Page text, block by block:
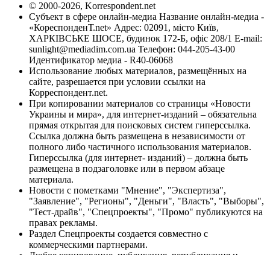
© 2000-2026, Korrespondent.net
Субъект в сфере онлайн-медиа Название онлайн-медиа -
«КореспонденТ.net» Адрес: 02091, місто Київ,
ХАРКІВСЬКЕ ШОСЕ, будинок 172-Б, офіс 208/1 E-mail:
sunlight@mediadim.com.ua Телефон: 044-205-43-00
Идентификатор медиа - R40-06068
Использование любых материалов, размещённых на
сайте, разрешается при условии ссылки на
Корреспондент.net.
При копировании материалов со страницы «Новости
Украины и мира», для интернет-изданий – обязательна
прямая открытая для поисковых систем гиперссылка.
Ссылка должна быть размещена в независимости от
полного либо частичного использования материалов.
Гиперссылка (для интернет- изданий) – должна быть
размещена в подзаголовке или в первом абзаце
материала.
Новости с пометками "Мнение", "Экспертиза",
"Заявление", "Регионы", "Деньги", "Власть", "Выборы",
"Тест-драйв", "Спецпроекты", "Промо" публикуются на
правах рекламы.
Раздел Спецпроекты создается совместно с
коммерческими партнерами.